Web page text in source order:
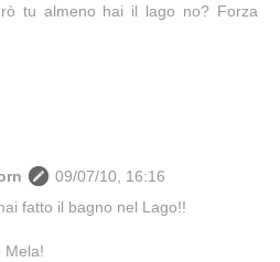
tu almeno hai il lago no? Forza
09/07/10, 16:16
fatto il bagno nel Lago!!
Mela!